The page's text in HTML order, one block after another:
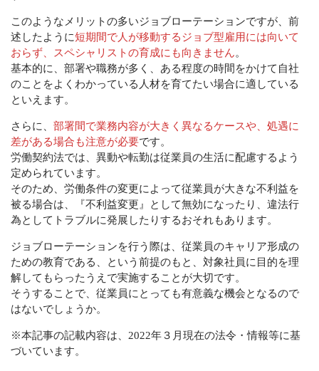
このようなメリットの多いジョブローテーションですが、前
述したように短期間で人が移動するジョブ型雇用には向いて
おらず、スペシャリストの育成にも向きません。
基本的に、部署や職務が多く、ある程度の時間をかけて自社
のことをよくわかっている人材を育てたい場合に適している
といえます。
さらに、 部署間で業務内容が大きく異なるケースや、処遇に
差がある場合も注意が必要です。
労働契約法では、異動や転勤は従業員の生活に配慮するよう
定められています。
そのため、労働条件の変更によって従業員が大きな不利益を
被る場合は、『不利益変更』として無効になったり、違法行
為としてトラブルに発展したりするおそれもあります。
ジョブローテーションを行う際は、従業員のキャリア形成の
ための教育である、という前提のもと、対象社員に目的を理
解してもらったうえで実施することが大切です。
そうすることで、従業員にとっても有意義な機会となるので
はないでしょうか。
※本記事の記載内容は、2022年３月現在の法令・情報等に基
づいています。